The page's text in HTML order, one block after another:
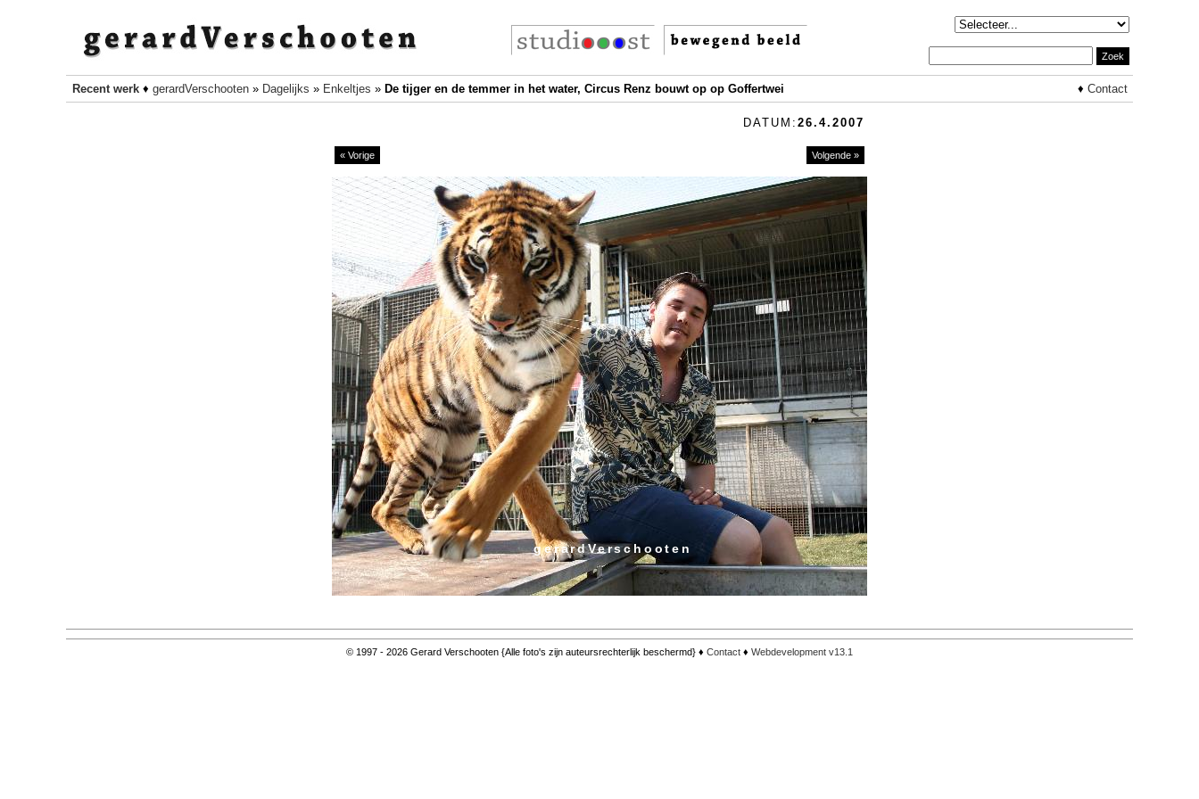
Recent werk ♦gerardVerschooten » Dagelijks » Enkeltjes » De tijger en de temmer in het water, Circus Renz bouwt op op Goffertwei ♦Contact
DATUM: 26.4.2007
« Vorige Volgende »
gerardVerschooten
© 1997 - 2026 Gerard Verschooten {Alle foto's zijn auteursrechterlijk beschermd} ♦ Contact ♦ Webdevelopment v13.1